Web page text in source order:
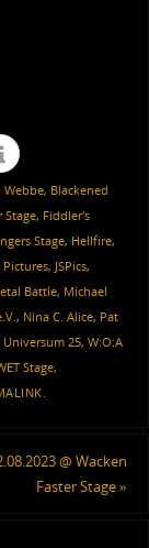
Webbe, Blackened
Stage, Fiddler's
Stage, Hellfire,
Pictures, JSPics,
Battle, Michael
, Nina C. Alice, Pat
Universum 25, W:O:A
Stage,
.
@ Wacken
Faster Stage»